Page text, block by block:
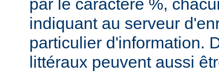
par le caractère %,
indiquant au serveur
particulier d'information.
littéraux peuvent aussi